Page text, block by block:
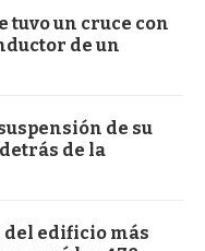
tuvo un cruce con
de un
de su
de la
del edificio más